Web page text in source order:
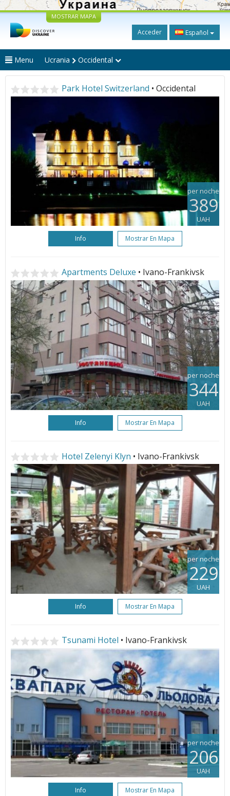
MOSTRAR MAPA
Acceder Español
Menu Ucrania Occidental
Park Hotel Switzerland • Occidental
per noche
389
UAH
Info Mostrar En Mapa
Apartments Deluxe • Ivano-Frankivsk
per noche
344
UAH
Info Mostrar En Mapa
Hotel Zelenyi Klyn • Ivano-Frankivsk
per noche
229
UAH
Info Mostrar En Mapa
Tsunami Hotel • Ivano-Frankivsk
per noche
206
UAH
Info Mostrar En Mapa